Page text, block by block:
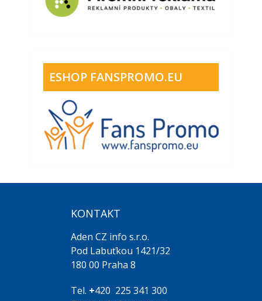
ESHOP FANSPROMO.EU
KONTAKT
Aden CZ info s.r.o.
Pod Labuťkou 1421/32
180 00 Praha 8
Tel. +420 225 341 300